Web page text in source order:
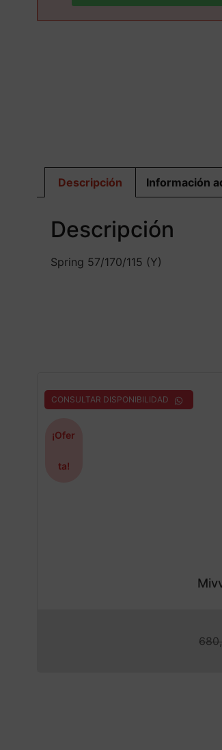
Descripción Información
Descripción
Spring 57/170/115 (Y)
CONSULTAR DISPONIBILIDAD
¡Ofer
ta!